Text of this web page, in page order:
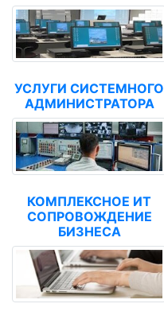
УСЛУГИ СИСТЕМНОГО
АДМИНИСТРАТОРА
КОМПЛЕКСНОЕ ИТ
СОПРОВОЖДЕНИЕ
БИЗНЕСА